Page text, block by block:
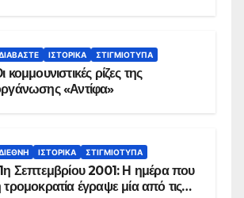
ΙΣΤΟΡΙΚΆ ΣΤΙΓΜΙΌΤΥΠΑ
κομμουνιστικές ρίζες της
«Αντίφα»
ΙΣΤΟΡΙΚΆ ΣΤΙΓΜΙΌΤΥΠΑ
Σεπτεμβρίου 2001: Η ημέρα που
τρομοκρατία έγραψε μία από τις